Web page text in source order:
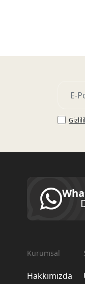
Kurumsal
Hakkımızda